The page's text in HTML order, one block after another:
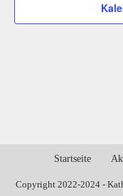
Startseite
Copyright 2022-2024 -